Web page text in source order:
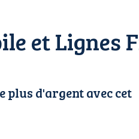
et Lignes
plus d'argent avec cet